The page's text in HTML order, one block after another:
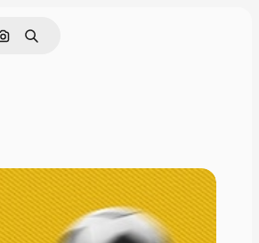
Nach Bild suchen
Suchen